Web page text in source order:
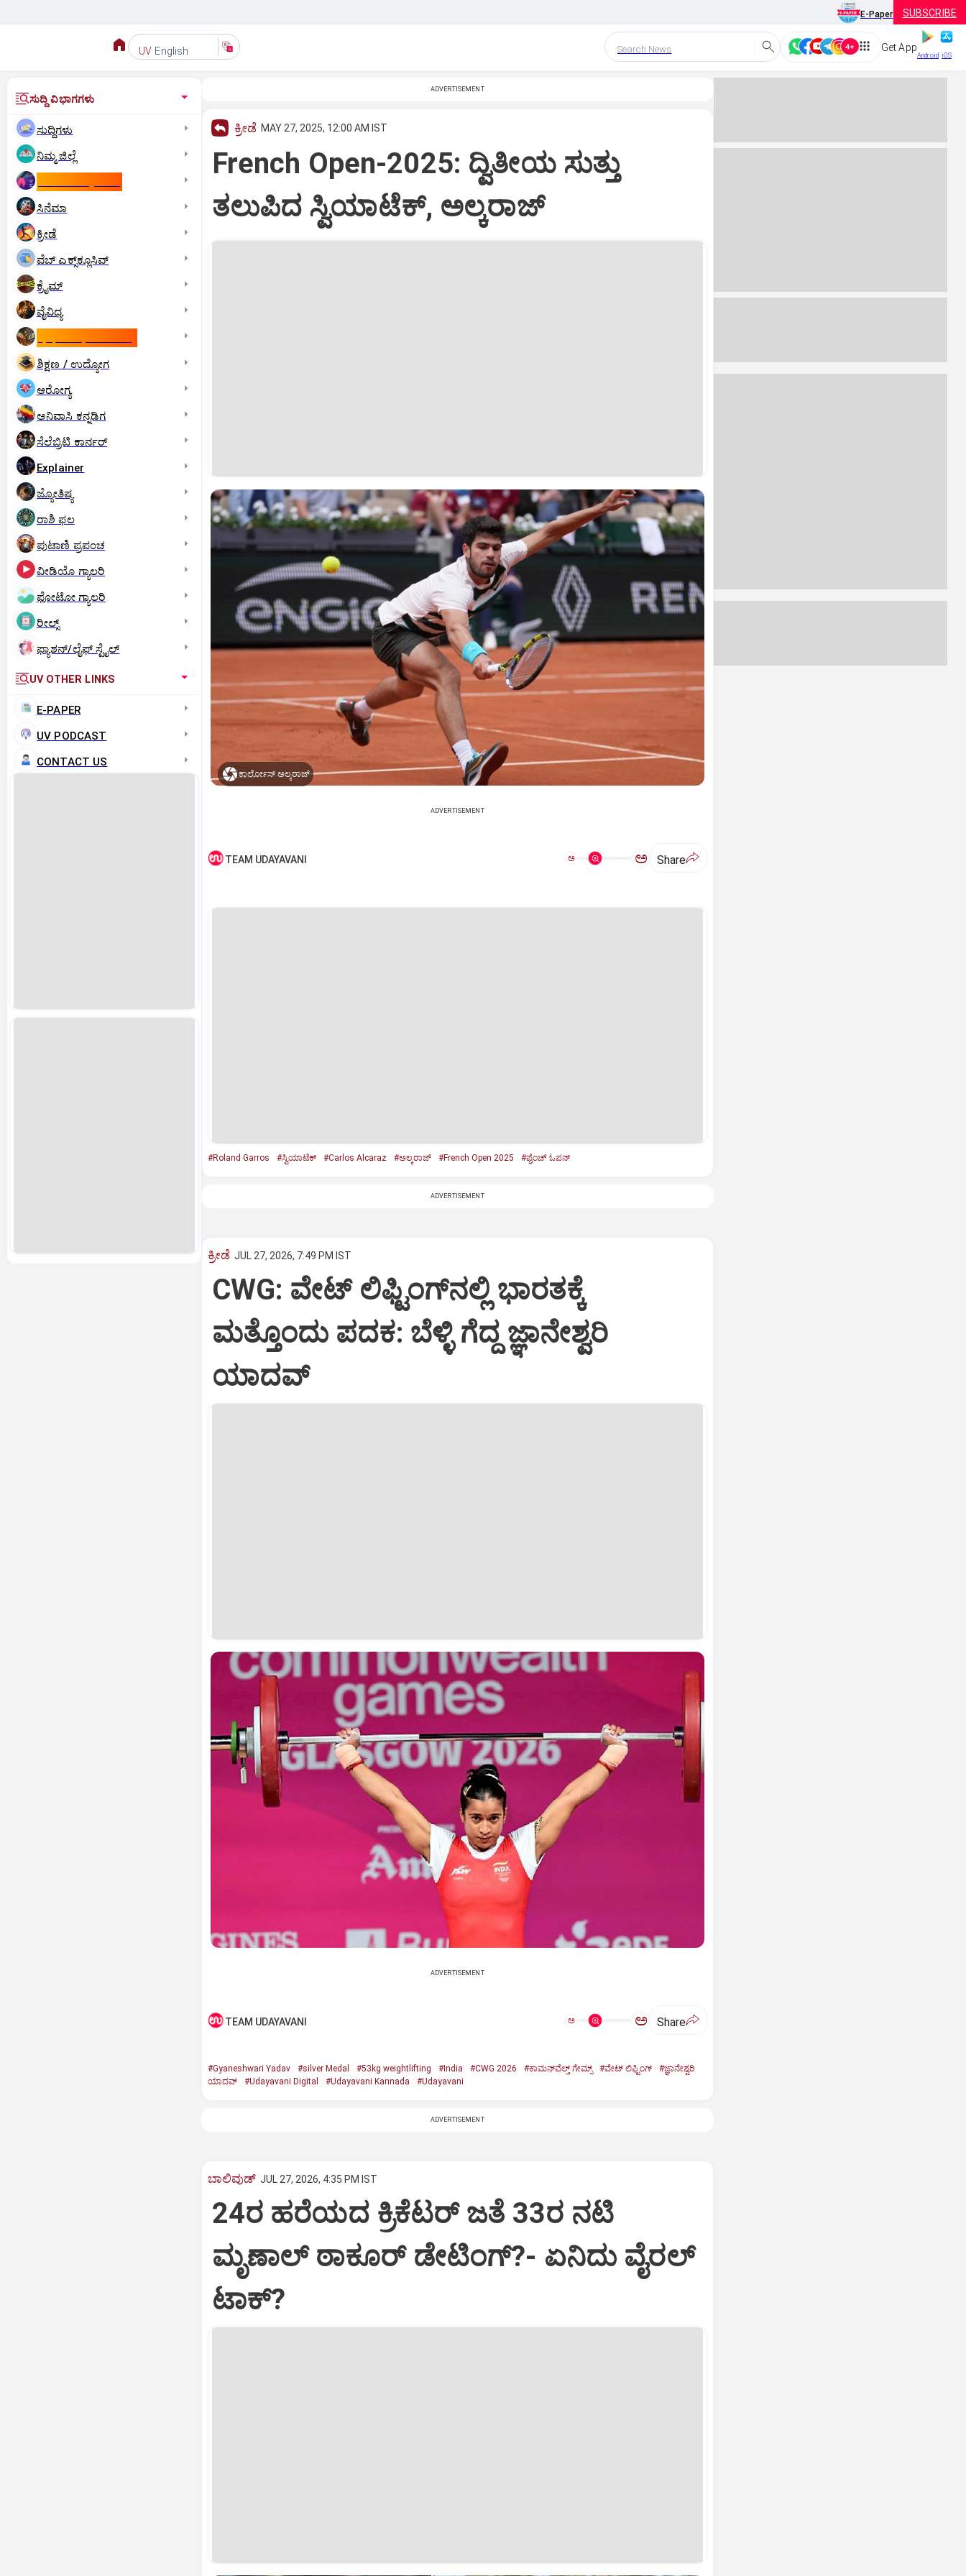
E-Paper SUBSCRIBE
UV English Search News Get App
Android iOS
ಸುದ್ದಿ ವಿಭಾಗಗಳು
ಸುದ್ದಿಗಳು
ನಿಮ್ಮ ಜಿಲ್ಲೆ
ಸಿನೆಮಾ
ಕ್ರೀಡೆ
ವೆಬ್ ಎಕ್ಸ್‌ಕ್ಲೂಸಿವ್
ಕ್ರೈಮ್
ವೈವಿಧ್ಯ
ಶಿಕ್ಷಣ / ಉದ್ಯೋಗ
ಆರೋಗ್ಯ
ಅನಿವಾಸಿ ಕನ್ನಡಿಗ
ಸೆಲೆಬ್ರಿಟಿ ಕಾರ್ನರ್‌
Explainer
ಜ್ಯೋತಿಷ್ಯ
ರಾಶಿ ಫಲ
ಪುಟಾಣಿ ಪ್ರಪಂಚ
ವೀಡಿಯೊ ಗ್ಯಾಲರಿ
ಫೋಟೋ ಗ್ಯಾಲರಿ
ರೀಲ್ಸ್
ಫ್ಯಾಶನ್/ಲೈಫ್‌ ಸ್ಟೈಲ್
UV OTHER LINKS
E-PAPER
UV PODCAST
CONTACT US
ADVERTISEMENT
ಕ್ರೀಡೆ MAY 27, 2025, 12:00 AM IST
French Open-2025: ದ್ವಿತೀಯ ಸುತ್ತು
ತಲುಪಿದ ಸ್ವಿಯಾಟೆಕ್‌, ಅಲ್ಕರಾಜ್‌
ಕಾರ್ಲೋಸ್‌ ಅಲ್ಕರಾಜ್‌
ADVERTISEMENT
TEAM UDAYAVANI ಅ ಅ Share
#Roland Garros #ಸ್ವಿಯಾಟೆಕ್‌ #Carlos Alcaraz #ಅಲ್ಕರಾಜ್‌ #French Open 2025 #ಫ್ರೆಂಚ್‌ ಓಪನ್‌
ADVERTISEMENT
ಕ್ರೀಡೆ JUL 27, 2026, 7:49 PM IST
CWG: ವೇಟ್‌ ಲಿಫ್ಟಿಂಗ್‌ನಲ್ಲಿ ಭಾರತಕ್ಕೆ
ಮತ್ತೊಂದು ಪದಕ: ಬೆಳ್ಳಿ ಗೆದ್ದ ಜ್ಞಾನೇಶ್ವರಿ
ಯಾದವ್
ADVERTISEMENT
TEAM UDAYAVANI ಅ ಅ Share
#Gyaneshwari Yadav #silver Medal #53kg weightlifting #India #CWG 2026 #ಕಾಮನ್‌ವೆಲ್ತ್ ಗೇಮ್ಸ್‌ #ವೇಟ್‌ ಲಿಫ್ಟಿಂಗ್‌
#ಜ್ಞಾನೇಶ್ವರಿ
ಯಾದವ್
#Udayavani Digital #Udayavani Kannada #Udayavani
ADVERTISEMENT
ಬಾಲಿವುಡ್‌ JUL 27, 2026, 4:35 PM IST
24ರ ಹರೆಯದ ಕ್ರಿಕೆಟರ್‌ ಜತೆ 33ರ ನಟಿ
ಮೃಣಾಲ್‌ ಠಾಕೂರ್‌ ಡೇಟಿಂಗ್?-‌ ಏನಿದು ವೈರಲ್‌
ಟಾಕ್?‌